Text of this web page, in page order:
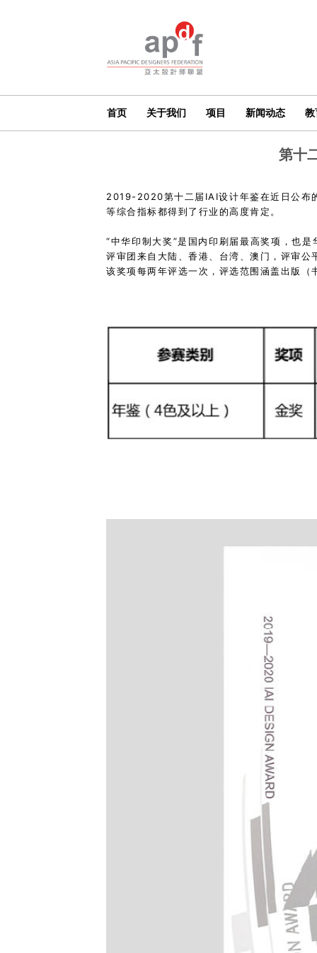
首页 关于我们 项目 新闻动态 教
第十
2019-2020第十二届IAI设计年鉴在近日公布
等综合指标都得到了行业的高度肯定。
“中华印制大奖”是国内印刷届最高奖项，也
评审团来自大陆、香港、台湾、澳门，评审
该奖项每两年评选一次，评选范围涵盖出版